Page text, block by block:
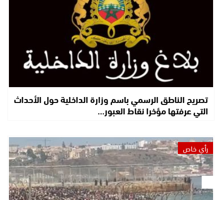
تصريح الناطق الرسمي باسم وزارة الداخلية حول الأحداث
التي عرفتها مؤخرا نقاط العبور…
رأي خاص